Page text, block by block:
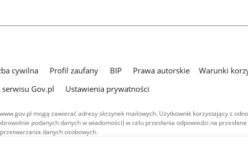
cywilna Profil zaufany BIP Prawa autorskie Warunki
Gov.pl
Ustawienia prywatności
mogą zawierać adresy skrzynek mailowych. Użytkownik korzystający z
podanych danych w wiadomości) w celu przesłania odpowiedzi na
danych osobowych.